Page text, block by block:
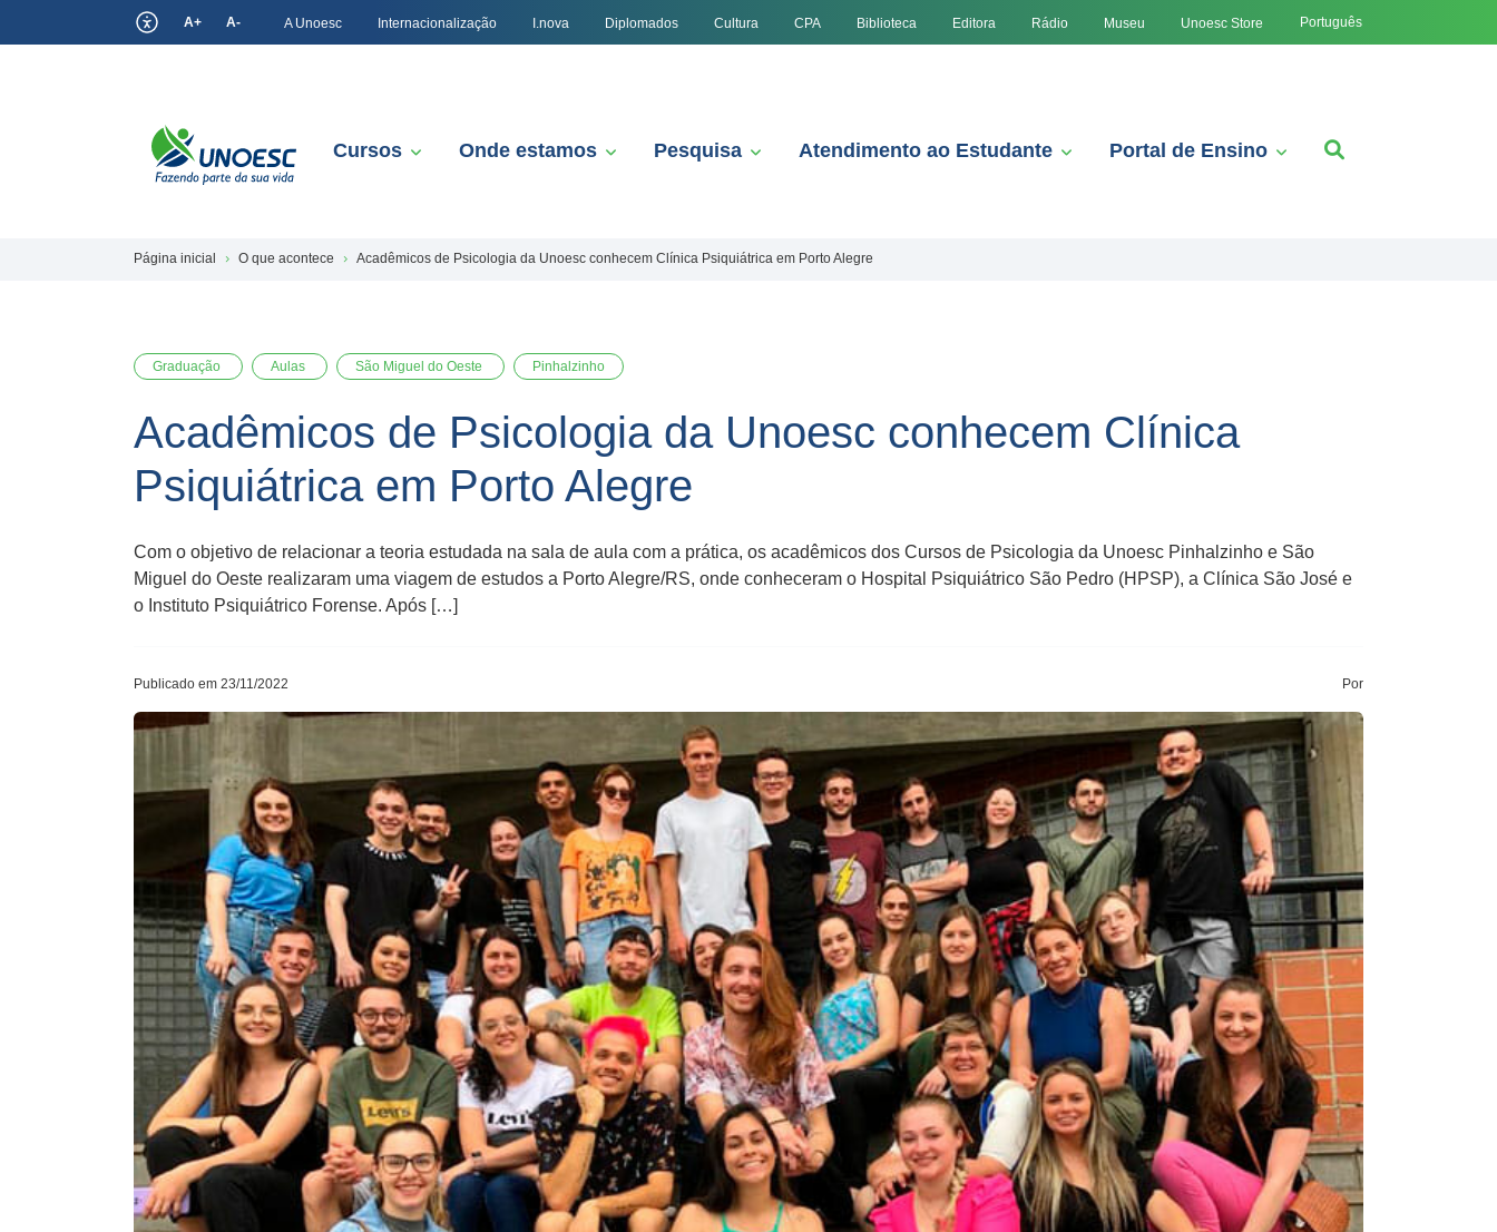
A+ A- A Unoesc Internacionalização I.nova Diplomados Cultura CPA Biblioteca Editora Rádio Museu Unoesc Store Português
Cursos Onde estamos Pesquisa Atendimento ao Estudante Portal de Ensino
Página inicial O que acontece Acadêmicos de Psicologia da Unoesc conhecem Clínica Psiquiátrica em Porto Alegre
Graduação Aulas São Miguel do Oeste Pinhalzinho
Acadêmicos de Psicologia da Unoesc conhecem Clínica
Psiquiátrica em Porto Alegre
Com o objetivo de relacionar a teoria estudada na sala de aula com a prática, os acadêmicos dos Cursos de Psicologia da Unoesc Pinhalzinho e São
Miguel do Oeste realizaram uma viagem de estudos a Porto Alegre/RS, onde conheceram o Hospital Psiquiátrico São Pedro (HPSP), a Clínica São José e
o Instituto Psiquiátrico Forense. Após […]
Publicado em 23/11/2022 Por